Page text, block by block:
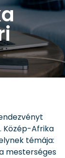
Közép-Afrika
témája:
mesterséges